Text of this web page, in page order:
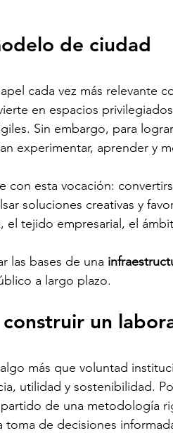
de ciudad
cada vez más relevante
en espacios
Sin embargo, para
experimentar, aprender y
con esta vocación:
soluciones creativas y
tejido empresarial, el
las bases de una
a largo plazo.
un
más que voluntad
utilidad y sostenibilidad.
de una metodología
de decisiones